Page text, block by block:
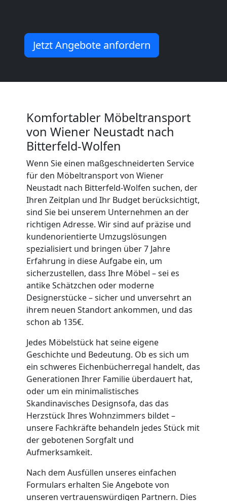
Jetzt Angebote anfordern
Komfortabler Möbeltransport
von Wiener Neustadt nach
Bitterfeld-Wolfen
Wenn Sie einen maßgeschneiderten Service
für den Möbeltransport von Wiener
Neustadt nach Bitterfeld-Wolfen suchen, der
Ihren Zeitplan und Ihr Budget berücksichtigt,
sind Sie bei unserem Unternehmen an der
richtigen Adresse. Wir sind auf präzise und
kundenorientierte Umzugslösungen
spezialisiert und bringen über 7 Jahre
Erfahrung in diese Aufgabe ein, um
sicherzustellen, dass Ihre Möbel – sei es
antike Schätzchen oder moderne
Designerstücke – sicher und unversehrt an
ihrem neuen Standort ankommen, und das
schon ab 135€.
Jedes Möbelstück hat seine eigene
Geschichte und Bedeutung. Ob es sich um
ein schweres Eichenbücherregal handelt, das
Generationen Ihrer Familie überdauert hat,
oder um ein minimalistisches
Skandinavisches Designsofa, das das
Herzstück Ihres Wohnzimmers bildet –
unsere Fachkräfte behandeln jedes Stück mit
der gebotenen Sorgfalt und
Aufmerksamkeit.
Nach dem Ausfüllen unseres einfachen
Formulars erhalten Sie Angebote von
unseren vertrauenswürdigen Partnern. Dies
Umzug
Umzug
Mann
LKW
Wiener
Neustadt
Kunsttransport
Wiener
Neustadt
Umzug
Wiener
Neustadt